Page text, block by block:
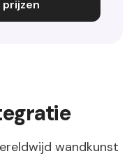
wandkunst